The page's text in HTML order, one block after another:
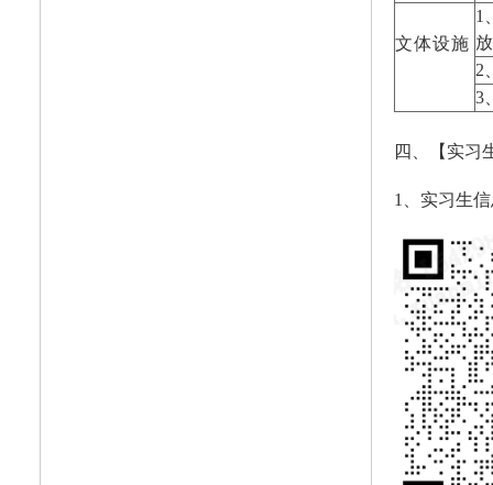
文体设施
1
2
3
四、【实习
1、实习生